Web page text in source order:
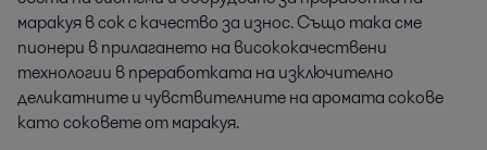
маракуя в сок с качество за износ. Също така сме
пионери в прилагането на висококачествени
технологии в преработката на изключително
деликатните и чувствителните на аромата сокове
като соковете от маракуя.